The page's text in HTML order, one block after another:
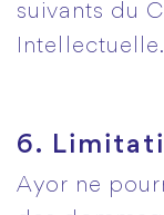
suivants du
Intellectuelle.
6.
Ayor ne